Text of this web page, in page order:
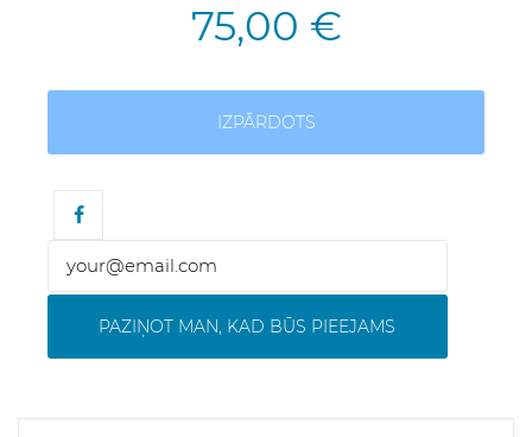
75,00 €
IZPĀRDOTS
PAZIŅOT MAN, KAD BŪS PIEEJAMS